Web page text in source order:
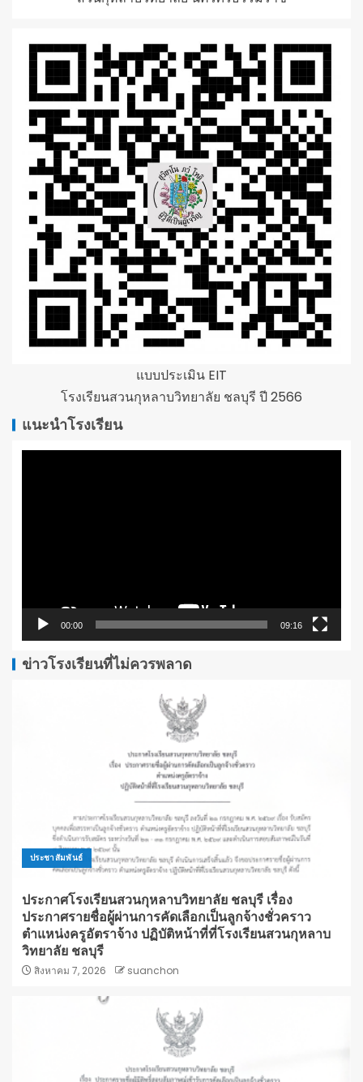
แบบประเมิน EIT
โรงเรียนสวนกุหลาบวิทยาลัย ชลบุรี ปี 2566
แนะนำโรงเรียน
00:00 09:16
ข่าวโรงเรียนที่ไม่ควรพลาด
ประชาสัมพันธ์
ประกาศโรงเรียนสวนกุหลาบวิทยาลัย ชลบุรี เรื่อง
ประกาศรายชื่อผู้ผ่านการคัดเลือกเป็นลูกจ้างชั่วคราว
ตำแหน่งครูอัตราจ้าง ปฏิบัติหน้าที่ที่โรงเรียนสวนกุหลาบ
วิทยาลัย ชลบุรี
สิงหาคม 7, 2026 suanchon